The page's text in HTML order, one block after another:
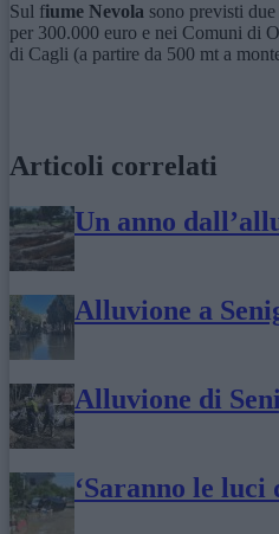
Sul fiume Nevola sono previsti
per 300.000 euro e nei Comuni di
di Cagli (a partire da 500 mt a
Articoli correlati
Un anno
Alluvione a
Alluvione di
‘Saranno le